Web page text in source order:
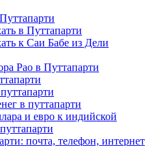
в Путтапарти
к Саи Бабе из Дели
Рао в Путтапарти
в путтапарти
и евро к индийской
почта, телефон, интернет